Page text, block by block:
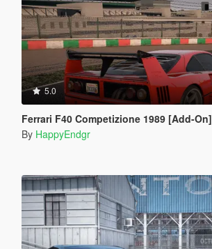
5.0
Ferrari F40 Competizione 1989 [Add-On]
By HappyEndgr